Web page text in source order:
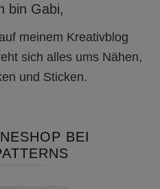
bin Gabi,
meinem Kreativblog
sich alles ums Nähen,
und Sticken.
BEI